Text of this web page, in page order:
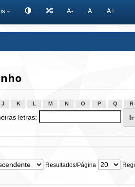
A- A A+
J K L M N O P Q R
letras:
Resultados/Página